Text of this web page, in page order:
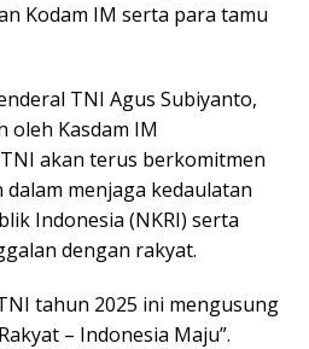
Kodam IM serta para tamu
TNI Agus Subiyanto,
oleh Kasdam IM
akan terus berkomitmen
menjaga kedaulatan
Indonesia (NKRI) serta
dengan rakyat.
tahun 2025 ini mengusung
– Indonesia Maju”.